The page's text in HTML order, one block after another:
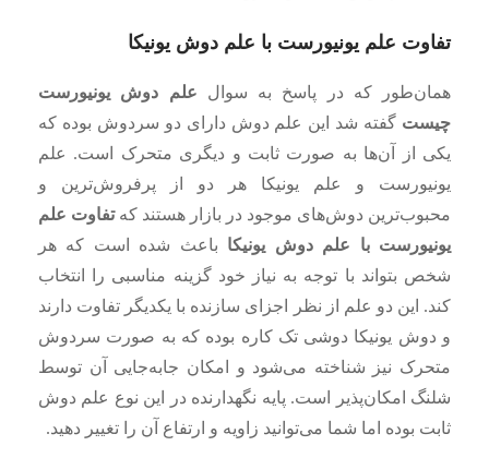
تفاوت علم یونیورست با علم دوش یونیکا
همان‌طور که در پاسخ به سوال علم دوش یونیورست
چیست گفته شد این علم دوش دارای دو سردوش بوده که
یکی از آن‌ها به صورت ثابت و دیگری متحرک است. علم
یونیورست و علم یونیکا هر دو از پرفروش‌ترین و
محبوب‌ترین دوش‌های موجود در بازار هستند کهتفاوت علم
یونیورست با علم دوش یونیکا باعث شده است که هر
شخص بتواند با توجه به نیاز خود گزینه مناسبی را انتخاب
کند. این دو علم از نظر اجزای سازنده با یکدیگر تفاوت دارند
و دوش یونیکا دوشی تک کاره بوده که به صورت سردوش
متحرک نیز شناخته می‌شود و امکان جابه‌جایی آن توسط
شلنگ امکان‌پذیر است. پایه نگهدارنده در این نوع علم دوش
ثابت بوده اما شما می‌توانید زاویه و ارتفاع آن را تغییر دهید.